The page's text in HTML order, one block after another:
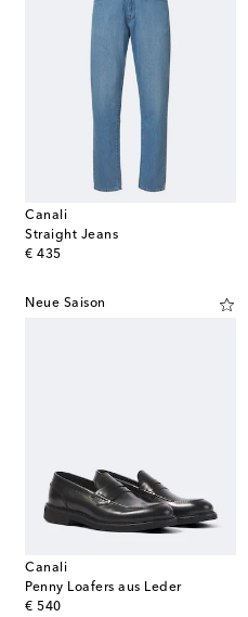
Canali
Straight Jeans
€ 435
original price
Neue Saison
Canali
Penny Loafers aus Leder
€ 540
original price